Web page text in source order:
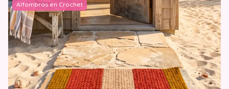
Alfombras en Crochet